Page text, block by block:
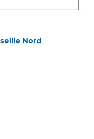
13
de Biologie
Nord